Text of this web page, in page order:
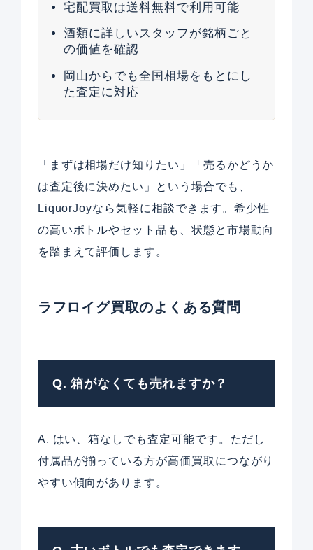
宅配買取は送料無料で利用可能
酒類に詳しいスタッフが銘柄ごと
の価値を確認
岡山からでも全国相場をもとにし
た査定に対応
「まずは相場だけ知りたい」「売るかどうか
は査定後に決めたい」という場合でも、
LiquorJoyなら気軽に相談できます。希少性
の高いボトルやセット品も、状態と市場動向
を踏まえて評価します。
ラフロイグ買取のよくある質問
Q. 箱がなくても売れますか？
A. はい、箱なしでも査定可能です。ただし
付属品が揃っている方が高価買取につながり
やすい傾向があります。